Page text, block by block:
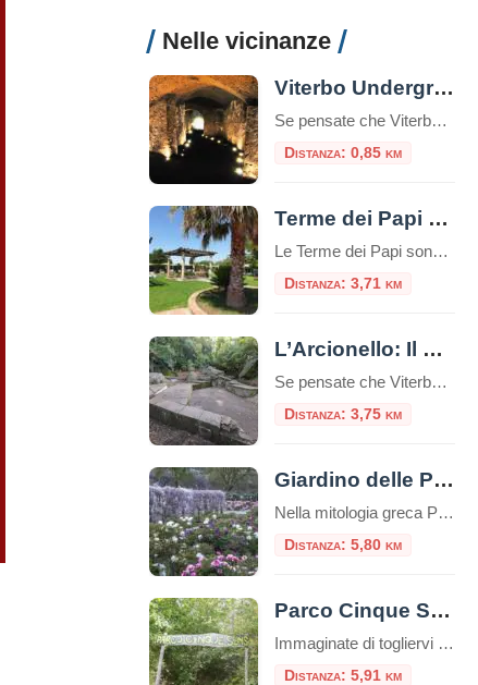
Nelle vicinanze
Viterbo Underground: alla scoperta di un mondo sotterraneo
Se pensate che Viterbo sia solo una città di piazze storiche, chiese medievali e terme curative, preparatevi a scoprire una faccia segreta della città: il suo sottosuolo, ricco di misteri, leggende e storia dimenticata. Viterbo, infatti, non è solo la “Città dei Papi” – ma è anche una delle città italiane che custodisce un labirinto […]
Distanza: 0,85 km
Terme dei Papi a Viterbo
Le Terme dei Papi sono un complesso termale situato nella città di Viterbo, nel Lazio.Queste terme sono conosciute per la loro storia antica e la reputazione di offrire benefici per la salute e il benessere. Storia e Origine delle Terme dei Papi Le Terme dei Papi hanno una lunga storia che risale all’epoca romana.Il nome […]
Distanza: 3,71 km
L’Arcionello: Il Canyon Segreto alle Porte di Viterbo
Se pensate che Viterbo sia “solo” il Palazzo dei Papi e le terme, preparatevi a una sorpresa. A pochi passi dalle mura medievali della città, un cuneo di verde selvaggio si insinua verso il cuore della Tuscia: è la Riserva Naturale Regionale della Valle dell’Arcionello. Per un turista, scoprire l’Arcionello è come trovare un passaggio […]
Distanza: 3,75 km
Giardino delle Peonie – Centro Botanico Moutan
Nella mitologia greca Peon, medico degli dei e allievo di Esculapio, curò Plutone da una ferita usando proprio radici di peonia. Il dio, per ringraziarlo, donò a Peon l’immortalità trasformandolo in un fiore: la peonia. Il Centro Botanico Moutan Il giardino del Centro Botanico Moutan è rinomato per la sua collezione di peonie di origine […]
Distanza: 5,80 km
Parco Cinque Sensi
Immaginate di togliervi le scarpe, abbandonare per qualche ora lo smartphone e immergervi completamente nella natura, riscoprendo il mondo attraverso il tatto, l’udito, l’olfatto, la vista e persino il gusto. Non è la descrizione di un sogno, ma l’esperienza reale che vi attende al Parco Cinque Sensi di Vitorchiano, un’oasi unica nel cuore della Tuscia […]
Distanza: 5,91 km